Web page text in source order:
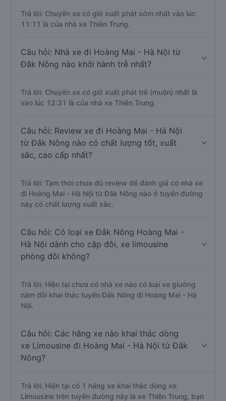
Trả lời: Chuyến xe có giờ xuất phát sớm nhất vào lúc
11:11 là của nhà xe Thiên Trung.
Câu hỏi: Nhà xe đi Hoàng Mai - Hà Nội từ
Đắk Nông nào khởi hành trễ nhất?
Trả lời: Chuyến xe có giờ xuất phát trễ (muộn) nhất là
vào lúc 12:31 là của nhà xe Thiên Trung.
Câu hỏi: Review xe đi Hoàng Mai - Hà Nội
từ Đắk Nông nào có chất lượng tốt, xuất
sắc, cao cấp nhất?
Trả lời: Tạm thời chưa đủ review để đánh giá có nhà xe
đi Hoàng Mai - Hà Nội từ Đắk Nông nào ở tuyến đường
này có chất lượng xuất sắc.
Câu hỏi: Có loại xe Đắk Nông Hoàng Mai -
Hà Nội dành cho cặp đôi, xe limousine
phòng đôi không?
Trả lời: Hiện tại chưa có nhà xe nào có loại xe giường
nằm đôi khai thác tuyến Đắk Nông đi Hoàng Mai - Hà
Nội.
Câu hỏi: Các hãng xe nào khai thác dòng
xe Limousine đi Hoàng Mai - Hà Nội từ Đắk
Nông?
Trả lời: Hiện tại có 1 hãng xe khai thác dòng xe
Limousine trên tuyến đường này là xe Thiên Trung, bạn